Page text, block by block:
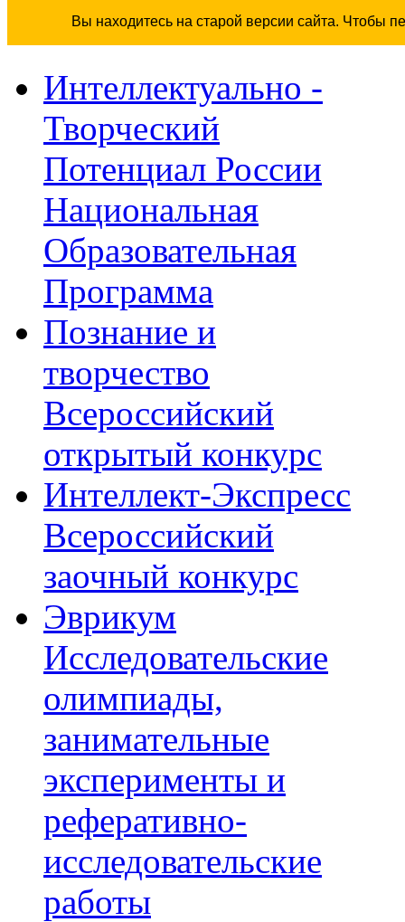
Вы находитесь на старой версии сайта. Чтобы
Интеллектуально -
Творческий
Потенциал России
Национальная
Образовательная
Программа
Познание и
творчество
Всероссийский
открытый конкурс
Интеллект-Экспресс
Всероссийский
заочный конкурс
Эврикум
Исследовательские
олимпиады,
занимательные
эксперименты и
реферативно-
исследовательские
работы